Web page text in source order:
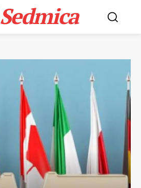
Sedmica